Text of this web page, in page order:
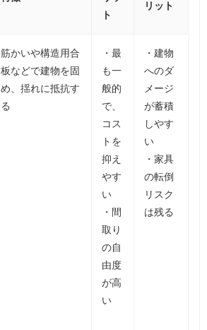
ト
リット
筋かいや構造用合
板などで建物を固
め、揺れに抵抗す
る
・最
も一
般的
で、
コス
トを
抑え
やす
い
・間
取り
の自
由度
が高
い
・建物
へのダ
メージ
が蓄積
しやす
い
・家具
の転倒
リスク
は残る